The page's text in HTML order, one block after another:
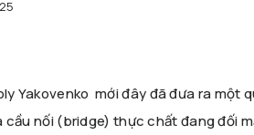
Yakovenko mới đây đã đưa ra một
nối (bridge) thực chất đang đối